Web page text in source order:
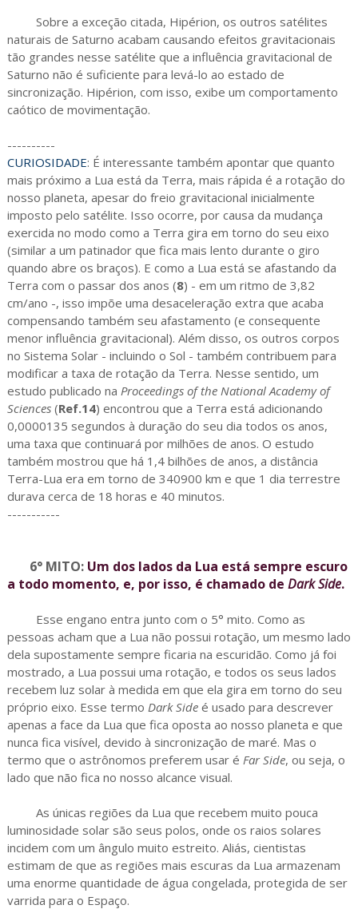
Sobre a exceção citada, Hipérion, os outros satélites
naturais de Saturno acabam causando efeitos gravitacionais
tão grandes nesse satélite que a influência gravitacional de
Saturno não é suficiente para levá-lo ao estado de
sincronização. Hipérion, com isso, exibe um comportamento
caótico de movimentação.
----------
CURIOSIDADE: É interessante também apontar que quanto
mais próximo a Lua está da Terra, mais rápida é a rotação do
nosso planeta, apesar do freio gravitacional inicialmente
imposto pelo satélite. Isso ocorre, por causa da mudança
exercida no modo como a Terra gira em torno do seu eixo
(similar a um patinador que fica mais lento durante o giro
quando abre os braços). E como a Lua está se afastando da
Terra com o passar dos anos (8) - em um ritmo de 3,82
cm/ano -, isso impõe uma desaceleração extra que acaba
compensando também seu afastamento (e consequente
menor influência gravitacional). Além disso, os outros corpos
no Sistema Solar - incluindo o Sol - também contribuem para
modificar a taxa de rotação da Terra. Nesse sentido, um
estudo publicado na Proceedings of the National Academy of
Sciences(Ref.14) encontrou que a Terra está adicionando
0,0000135 segundos à duração do seu dia todos os anos,
uma taxa que continuará por milhões de anos. O estudo
também mostrou que há 1,4 bilhões de anos, a distância
Terra-Lua era em torno de 340900 km e que 1 dia terrestre
durava cerca de 18 horas e 40 minutos.
-----------
6° MITO: Um dos lados da Lua está sempre escuro
a todo momento, e, por isso, é chamado de Dark Side.
Esse engano entra junto com o 5° mito. Como as
pessoas acham que a Lua não possui rotação, um mesmo lado
dela supostamente sempre ficaria na escuridão. Como já foi
mostrado, a Lua possui uma rotação, e todos os seus lados
recebem luz solar à medida em que ela gira em torno do seu
próprio eixo. Esse termo Dark Sideé usado para descrever
apenas a face da Lua que fica oposta ao nosso planeta e que
nunca fica visível, devido à sincronização de maré. Mas o
termo que o astrônomos preferem usar é Far Side, ou seja, o
lado que não fica no nosso alcance visual.
As únicas regiões da Lua que recebem muito pouca
luminosidade solar são seus polos, onde os raios solares
incidem com um ângulo muito estreito. Aliás, cientistas
estimam de que as regiões mais escuras da Lua armazenam
uma enorme quantidade de água congelada, protegida de ser
varrida para o Espaço.